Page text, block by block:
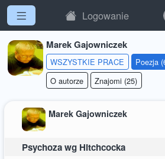
Logowanie
Marek Gajowniczek
WSZYSTKIE PRACE Poezja
O autorze
Znajomi (25)
Marek Gajowniczek
Psychoza wg Hitchcocka